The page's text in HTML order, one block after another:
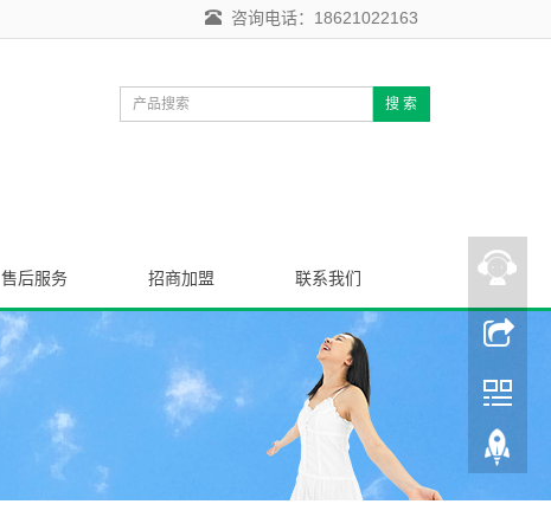
咨询电话：18621022163
搜 索
售后服务 招商加盟 联系我们